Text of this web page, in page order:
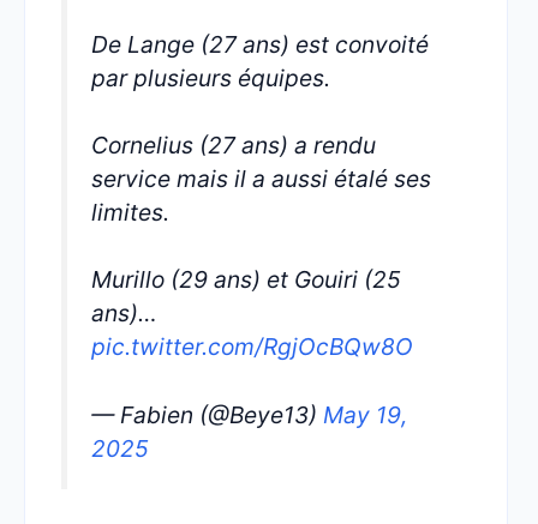
De Lange (27 ans) est convoité
par plusieurs équipes.
Cornelius (27 ans) a rendu
service mais il a aussi étalé ses
limites.
Murillo (29 ans) et Gouiri (25
ans)…
pic.twitter.com/RgjOcBQw8O
— Fabien (@Beye13) May 19,
2025